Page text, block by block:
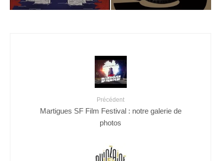
Précédent
Martigues SF Film Festival : notre galerie de
photos